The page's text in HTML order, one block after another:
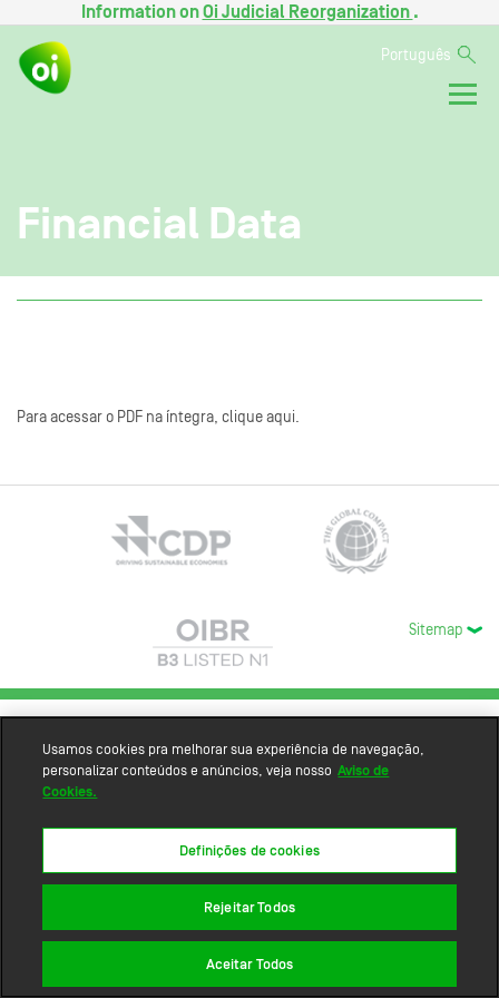
Information onOi Judicial Reorganization .
Português
Financial Data
Para acessar o PDF na íntegra, clique aqui.
Sitemap
Usamos cookies pra melhorar sua experiência de navegação,
personalizar conteúdos e anúncios, veja nosso Aviso de
Cookies.
Definições de cookies
Rejeitar Todos
Aceitar Todos